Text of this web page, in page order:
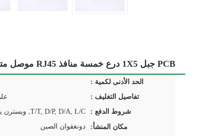
PCB جبل 1X5 درع خمسة منافذ RJ45 موصل متعددة ميناء لان وحدات جاك
الحد الأدنى لكمية :
تفاصيل التغليف :
شروط الدفع :
مكان المنشأ: دونغقوان الصين